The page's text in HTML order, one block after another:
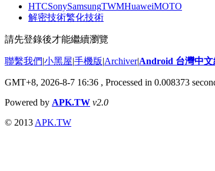
HTCSonySamsungTWMHuaweiMOTO
解密技術繁化技術
請先登錄後才能繼續瀏覽
聯繫我們|小黑屋|手機版|Archiver|Android 台灣中文
GMT+8, 2026-8-7 16:36 , Processed in 0.008373
Powered by APK.TW v2.0
© 2013 APK.TW